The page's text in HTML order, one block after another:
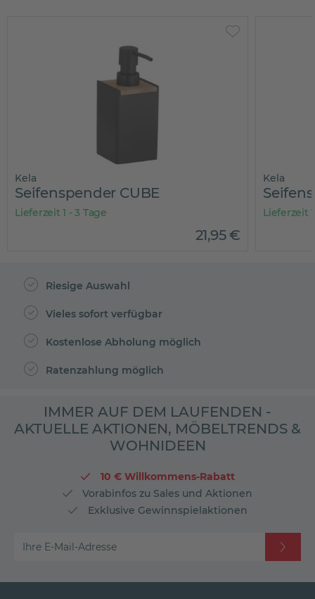
Kela
Seifenspender CUBE
Lieferzeit 1 - 3 Tage
21,95€
Kela
Lieferzeit
Riesige Auswahl
Vieles sofort verfügbar
Kostenlose Abholung möglich
Ratenzahlung möglich
IMMER AUF DEM LAUFENDEN -
AKTUELLE AKTIONEN, MÖBELTRENDS &
WOHNIDEEN
10 € Willkommens-Rabatt
Vorabinfos zu Sales und Aktionen
Exklusive Gewinnspielaktionen
Ihre E-Mail-Adresse